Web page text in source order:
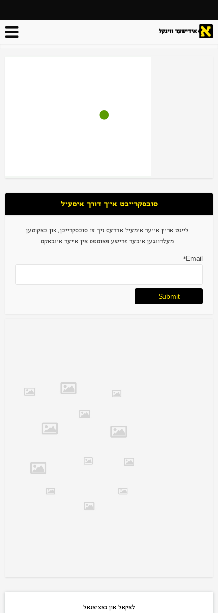
סובסקרייבט אייך דורך אימעיל
לייגט אריין אייער אימעיל אדרעס זיך צו סובסקרייבן, און באקומען
מעלדונגען איבער פרישע פאוסטס אין אייער אינבאקס
Email*
לאקאל און נאציאנאל